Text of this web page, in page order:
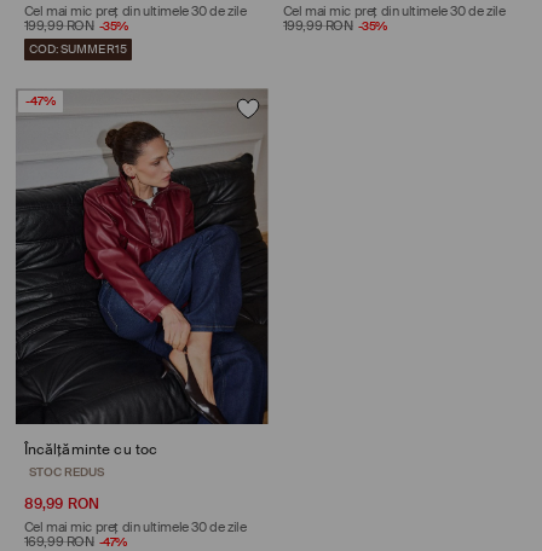
Cel mai mic preț din ultimele 30 de zile
199,99 RON -35%
COD: SUMMER15
Cel mai mic preț din ultimele 30 de zile
199,99 RON -35%
-47%
Încălțăminte cu toc
STOC REDUS
89,99 RON
Cel mai mic preț din ultimele 30 de zile
169,99 RON -47%